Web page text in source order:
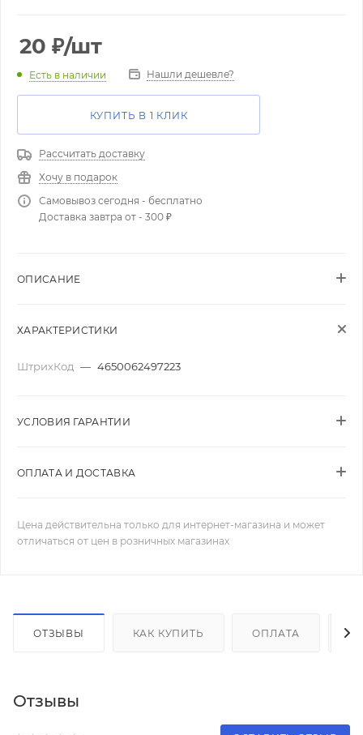
20 ₽/шт
Есть в наличии Нашли дешевле?
КУПИТЬ В 1 КЛИК
Рассчитать доставку
Хочу в подарок
Самовывоз сегодня - бесплатно
Доставка завтра от - 300 ₽
ОПИСАНИЕ
ХАРАКТЕРИСТИКИ
ШтрихКод — 4650062497223
УСЛОВИЯ ГАРАНТИИ
ОПЛАТА И ДОСТАВКА
Цена действительна только для интернет-магазина и может
отличаться от цен в розничных магазинах
ОТЗЫВЫ КАК КУПИТЬ ОПЛАТА
Отзывы